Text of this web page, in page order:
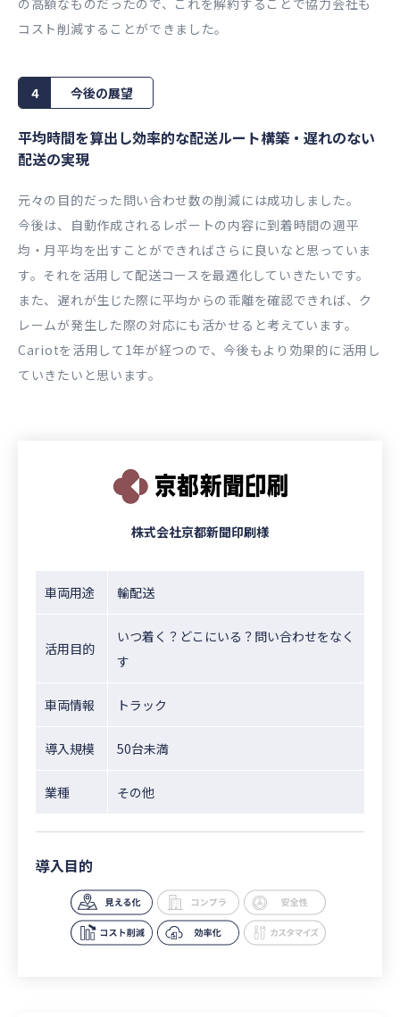
の高額なものだったので、これを解約することで協力会社も
コスト削減することができました。
4 今後の展望
平均時間を算出し効率的な配送ルート構築・遅れのない
配送の実現
元々の目的だった問い合わせ数の削減には成功しました。
今後は、自動作成されるレポートの内容に到着時間の週平
均・月平均を出すことができればさらに良いなと思っていま
す。それを活用して配送コースを最適化していきたいです。
また、遅れが生じた際に平均からの乖離を確認できれば、ク
レームが発生した際の対応にも活かせると考えています。
Cariotを活用して1年が経つので、今後もより効果的に活用し
ていきたいと思います。
株式会社京都新聞印刷様
車両用途 輸配送
活用目的
いつ着く？どこにいる？問い合わせをなく
す
車両情報 トラック
導入規模 50台未満
業種 その他
導入目的